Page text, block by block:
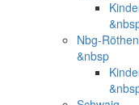
Nbg-
&nbsp